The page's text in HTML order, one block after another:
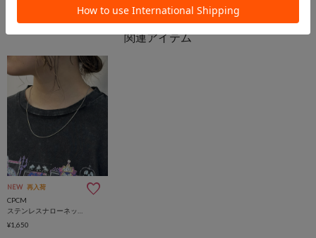
NEW 再入荷
CPCM
¥1,650